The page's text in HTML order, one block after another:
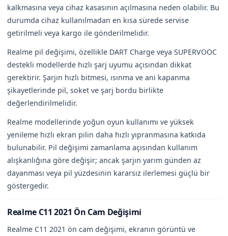
kalkmasına veya cihaz kasasının açılmasına neden olabilir. Bu
durumda cihaz kullanılmadan en kısa sürede servise
getirilmeli veya kargo ile gönderilmelidir.
Realme pil değişimi, özellikle DART Charge veya SUPERVOOC
destekli modellerde hızlı şarj uyumu açısından dikkat
gerektirir. Şarjın hızlı bitmesi, ısınma ve ani kapanma
şikayetlerinde pil, soket ve şarj bordu birlikte
değerlendirilmelidir.
Realme modellerinde yoğun oyun kullanımı ve yüksek
yenileme hızlı ekran pilin daha hızlı yıpranmasına katkıda
bulunabilir. Pil değişimi zamanlama açısından kullanım
alışkanlığına göre değişir; ancak şarjın yarım günden az
dayanması veya pil yüzdesinin kararsız ilerlemesi güçlü bir
göstergedir.
Realme C11 2021 Ön Cam Değişimi
Realme C11 2021 ön cam değişimi, ekranın görüntü ve